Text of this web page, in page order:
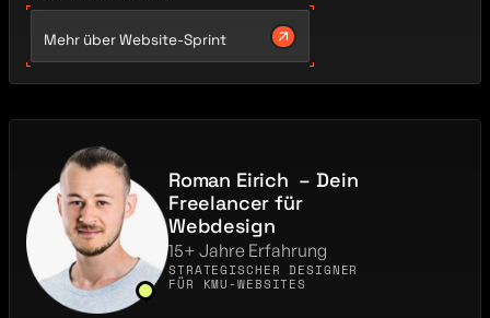
Mehr über Website-Sprint
Roman Eirich  – Dein
Freelancer für
Webdesign
15+ Jahre Erfahrung
STRATEGISCHER DESIGNER
FÜR KMU-WEBSITES